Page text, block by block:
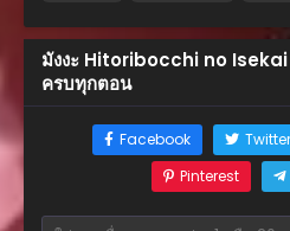
มังงะ Hitoribocchi no
ครบทุกตอน
Facebook Twitter
Pinterest